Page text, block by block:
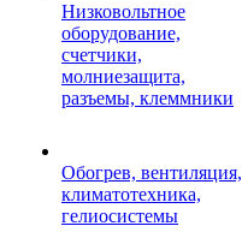
Низковольтное
оборудование,
счетчики,
молниезащита,
разъемы, клеммники
Обогрев, вентиляция,
климатотехника,
гелиосистемы